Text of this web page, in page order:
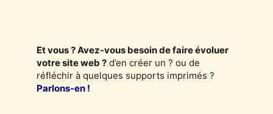
Et vous ? Avez-vous besoin de faire évoluer
votre site web ? d’en créer un ? ou de
réfléchir à quelques supports imprimés ?
Parlons-en !